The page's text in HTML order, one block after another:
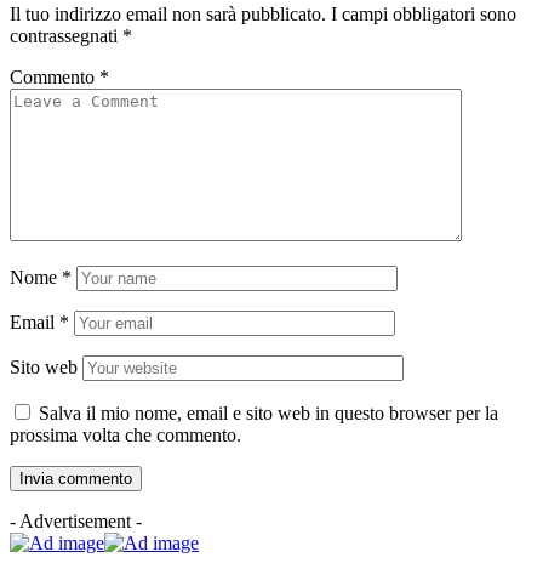
Il tuo indirizzo email non sarà pubblicato. I campi obbligatori sono
contrassegnati *
Commento *
Nome *
Email *
Sito web
Salva il mio nome, email e sito web in questo browser per la
prossima volta che commento.
- Advertisement -